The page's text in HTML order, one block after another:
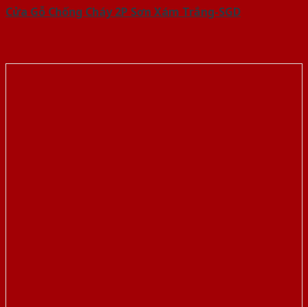
Cửa Gỗ Chống Cháy 2P Sơn Xám Trắng-SGD